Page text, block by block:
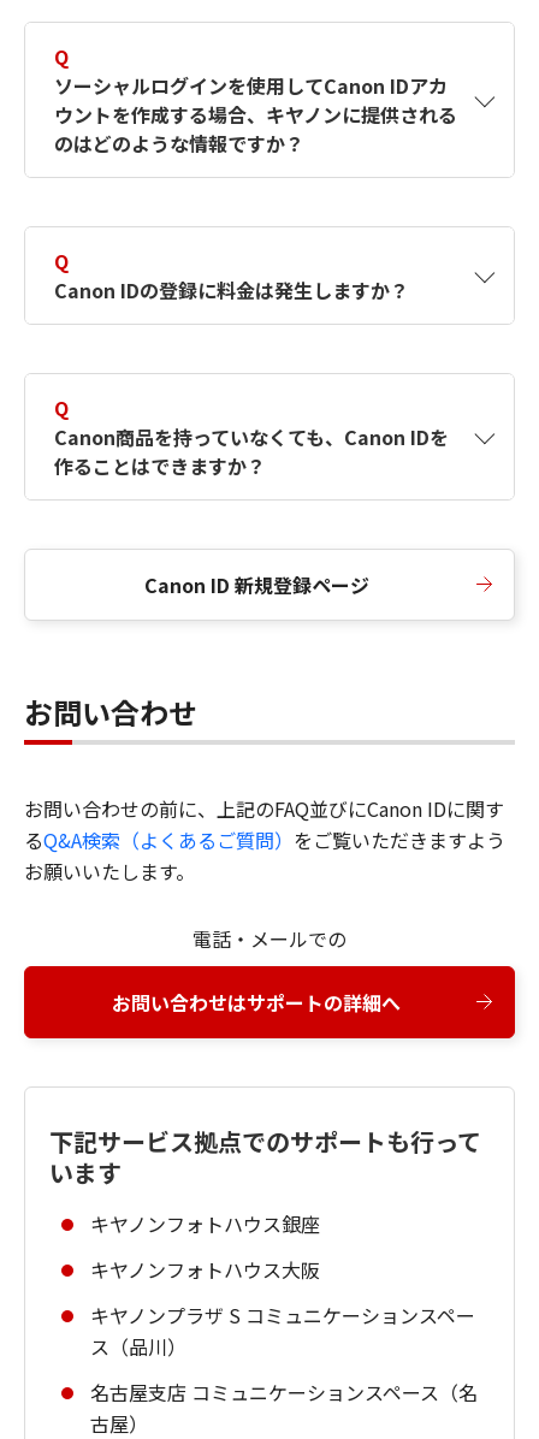
す。詳しい作成方法は【カメラ】Canon IDとは
何ですか？Canon IDの作成方法は？をご確認く
ださい。
Q
ソーシャルログインを使用してCanon IDアカ
ウントを作成する場合、キヤノンに提供される
のはどのような情報ですか？
択したサービスから取得します。アカウントを
簡単に作成できるように、この情報を使用して
Canon IDの登録フォームを入力します。
Q
Canon IDの登録に料金は発生しますか？
Q
Canon商品を持っていなくても、Canon IDを
作ることはできますか？
Canon ID 新規登録ページ
お問い合わせ
お問い合わせの前に、上記のFAQ並びにCanon IDに関す
るQ&A検索（よくあるご質問） をご覧いただきますよう
お願いいたします。
電話・メールでの
お問い合わせはサポートの詳細へ
下記サービス拠点でのサポートも行って
います
キヤノンフォトハウス銀座
キヤノンフォトハウス大阪
キヤノンプラザ S コミュニケーションスペー
ス（品川）
名古屋支店 コミュニケーションスペース（名
古屋）